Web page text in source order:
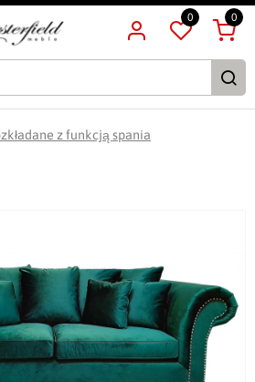
0 0
z funkcją spania